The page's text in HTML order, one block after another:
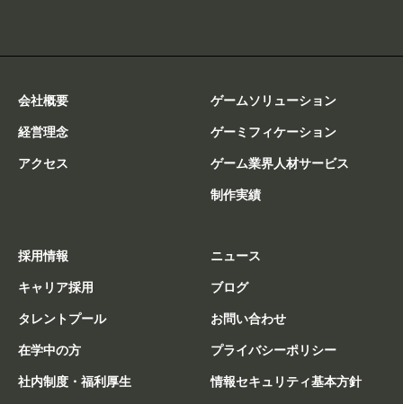
会社概要
経営理念
アクセス
ゲームソリューション
ゲーミフィケーション
ゲーム業界人材サービス
制作実績
採用情報
キャリア採用
タレントプール
在学中の方
社内制度・福利厚生
ニュース
ブログ
お問い合わせ
プライバシーポリシー
情報セキュリティ基本方針